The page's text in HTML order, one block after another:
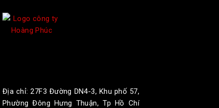
Địa chỉ:27F3 Đường DN4-3, Khu phố 57,
Phường Đông Hưng Thuận, Tp Hồ Chí